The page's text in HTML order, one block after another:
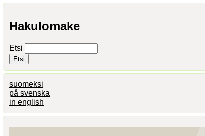
Hakulomake
Etsi
suomeksi
på svenska
in english